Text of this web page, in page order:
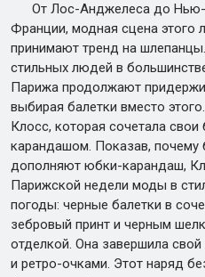
От Лос-Анджелеса до Нью-
Франции, модная сцена этого
принимают тренд на
стильных людей в
Парижа продолжают
выбирая балетки вместо
Клосс, которая сочетала
карандашом. Показав, почему
дополняют юбки-карандаш,
Парижской недели моды в
погоды: черные балетки в
зебровый принт и черным
отделкой. Она завершила
и ретро-очками. Этот наряд